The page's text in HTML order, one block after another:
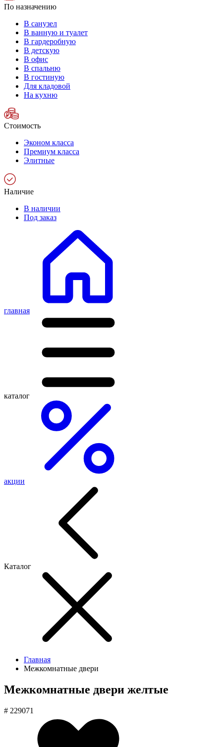
По назначению
В санузел
В ванную и туалет
В гардеробную
В детскую
В офис
В спальню
В гостиную
Для кладовой
На кухню
Стоимость
Эконом класса
Премиум класса
Элитные
Наличие
В наличии
Под заказ
главная
каталог
акции
Каталог
Главная
Межкомнатные двери
Межкомнатные двери желтые
# 229071